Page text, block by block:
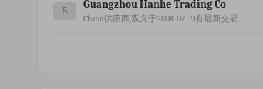
5
Guangzhou Hanhe Trading Co
China供应商,双方于2008-07-19有最新交易